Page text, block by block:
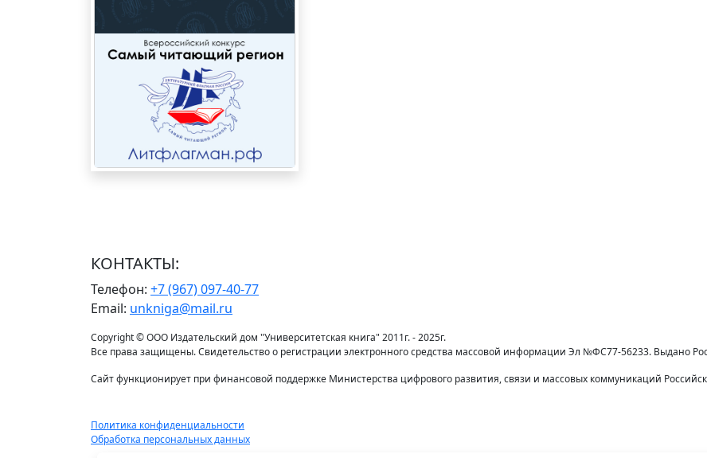
КОНТАКТЫ:
Телефон: +7 (967) 097-40-77
Email: unkniga@mail.ru
Copyright © ООО Издательский дом "Университетская книга" 2011г. - 2025г.
Все права защищены. Свидетельство о регистрации электронного средства массовой информации Эл №ФС77-56233. Выдано
Сайт функционирует при финансовой поддержке Министерства цифрового развития, связи и массовых коммуникаций
Политика конфиденциальности
Обработка персональных данных